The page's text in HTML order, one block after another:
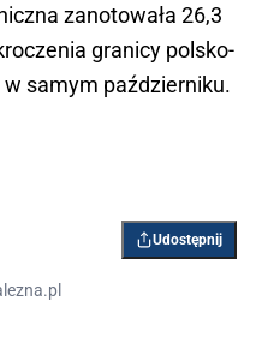
zanotowała 26,3
granicy polsko-
w samym październiku.
Udostępnij